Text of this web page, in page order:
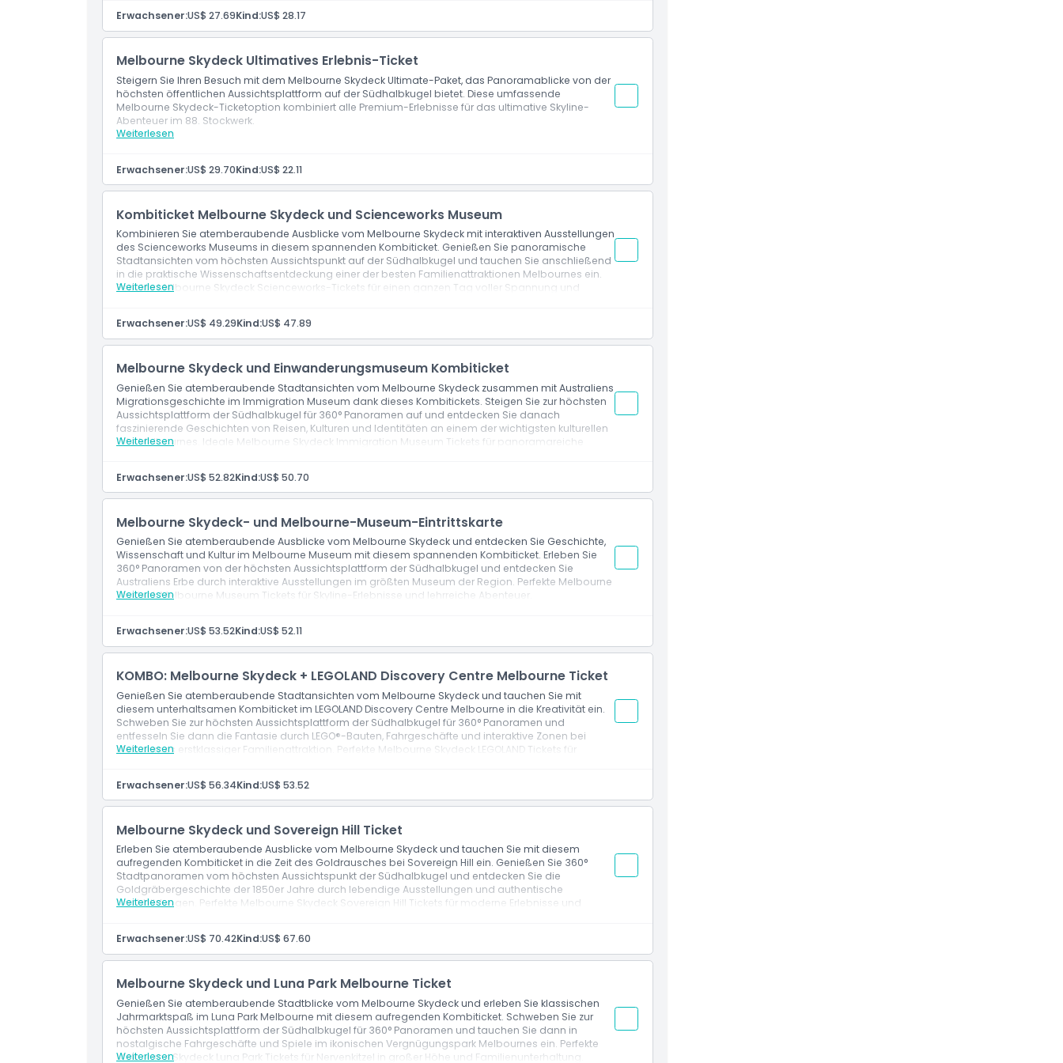
Nicht geeignet für
Öffnungszeiten
Dinge, die Sie wissen sollten
Stornierungsbedingungen
Eintritt zum Melbourne Skydeck auf die Aussichtsplattform im 88. Stock.
Erwachsener:US$ 27.69Kind:US$ 28.17
Melbourne Skydeck Ultimatives Erlebnis-Ticket
Steigern Sie Ihren Besuch mit dem Melbourne Skydeck Ultimate-Paket, das Panoramablicke von der
höchsten öffentlichen Aussichtsplattform auf der Südhalbkugel bietet. Diese umfassende
Melbourne Skydeck-Ticketoption kombiniert alle Premium-Erlebnisse für das ultimative Skyline-
Abenteuer im 88. Stockwerk.
Weiterlesen
Leistungen
Erwachsener:US$ 29.70Kind:US$ 22.11
Kombiticket Melbourne Skydeck und Scienceworks Museum
Kombinieren Sie atemberaubende Ausblicke vom Melbourne Skydeck mit interaktiven Ausstellungen
des Scienceworks Museums in diesem spannenden Kombiticket. Genießen Sie panoramische
Stadtansichten vom höchsten Aussichtspunkt auf der Südhalbkugel und tauchen Sie anschließend
in die praktische Wissenschaftsentdeckung einer der besten Familienattraktionen Melbournes ein.
Perfekte Melbourne Skydeck Scienceworks-Tickets für einen ganzen Tag voller Spannung und
Weiterlesen
Melbourne Skydeck: 360° Skyline-Blick vom 88. Stock, schnellste Aufzugsfahrt, Außenbereich The
Terrace.
Erwachsener:US$ 49.29Kind:US$ 47.89
Melbourne Skydeck und Einwanderungsmuseum Kombiticket
Genießen Sie atemberaubende Stadtansichten vom Melbourne Skydeck zusammen mit Australiens
Migrationsgeschichte im Immigration Museum dank dieses Kombitickets. Steigen Sie zur höchsten
Aussichtsplattform der Südhalbkugel für 360° Panoramen auf und entdecken Sie danach
faszinierende Geschichten von Reisen, Kulturen und Identitäten an einem der wichtigsten kulturellen
Orte Melbournes. Ideale Melbourne Skydeck Immigration Museum Tickets für panoramareiche
Weiterlesen
Melbourne Skydeck: Atemberaubende Skyline-Blicke vom 88. Stock, schnellster Aufzug, The Edge
Glaswürfel Option.
Erwachsener:US$ 52.82Kind:US$ 50.70
Melbourne Skydeck- und Melbourne-Museum-Eintrittskarte
Genießen Sie atemberaubende Ausblicke vom Melbourne Skydeck und entdecken Sie Geschichte,
Wissenschaft und Kultur im Melbourne Museum mit diesem spannenden Kombiticket. Erleben Sie
360° Panoramen von der höchsten Aussichtsplattform der Südhalbkugel und entdecken Sie
Australiens Erbe durch interaktive Ausstellungen im größten Museum der Region. Perfekte Melbourne
Skydeck Melbourne Museum Tickets für Skyline-Erlebnisse und lehrreiche Abenteuer.
Weiterlesen
Melbourne Skydeck: Atemberaubende Stadtansichten vom 88. Stock, schnellste Aufzugsfahrt,
The Edge Glaswürfel-Erlebnis.
Erwachsener:US$ 53.52Kind:US$ 52.11
KOMBO: Melbourne Skydeck + LEGOLAND Discovery Centre Melbourne Ticket
Genießen Sie atemberaubende Stadtansichten vom Melbourne Skydeck und tauchen Sie mit
diesem unterhaltsamen Kombiticket im LEGOLAND Discovery Centre Melbourne in die Kreativität ein.
Schweben Sie zur höchsten Aussichtsplattform der Südhalbkugel für 360° Panoramen und
entfesseln Sie dann die Fantasie durch LEGO®-Bauten, Fahrgeschäfte und interaktive Zonen bei
Melbournes erstklassiger Familienattraktion. Perfekte Melbourne Skydeck LEGOLAND Tickets für
Weiterlesen
Melbourne Skydeck: Atemberaubende Skyline-Blicke vom 88. Stock, schnellster Aufzug, The Edge
Glaswürfel-Erlebnis.
Erwachsener:US$ 56.34Kind:US$ 53.52
Melbourne Skydeck und Sovereign Hill Ticket
Erleben Sie atemberaubende Ausblicke vom Melbourne Skydeck und tauchen Sie mit diesem
aufregenden Kombiticket in die Zeit des Goldrausches bei Sovereign Hill ein. Genießen Sie 360°
Stadtpanoramen vom höchsten Aussichtspunkt der Südhalbkugel und entdecken Sie die
Goldgräbergeschichte der 1850er Jahre durch lebendige Ausstellungen und authentische
Nachbildungen. Perfekte Melbourne Skydeck Sovereign Hill Tickets für moderne Erlebnisse und
Weiterlesen
Melbourne Skydeck: Atemberaubende Skyline-Blicke von der 88. Etage, schnellste Fahrstuhlfahrt,
The Edge Glaskubus-Erlebnis.
Erwachsener:US$ 70.42Kind:US$ 67.60
Melbourne Skydeck und Luna Park Melbourne Ticket
Genießen Sie atemberaubende Stadtblicke vom Melbourne Skydeck und erleben Sie klassischen
Jahrmarktspaß im Luna Park Melbourne mit diesem aufregenden Kombiticket. Schweben Sie zur
höchsten Aussichtsplattform der Südhalbkugel für 360° Panoramen und tauchen Sie dann in
nostalgische Fahrgeschäfte und Spiele im ikonischen Vergnügungspark Melbournes ein. Perfekte
Melbourne Skydeck Luna Park Tickets für Nervenkitzel in großer Höhe und Familienunterhaltung.
Weiterlesen